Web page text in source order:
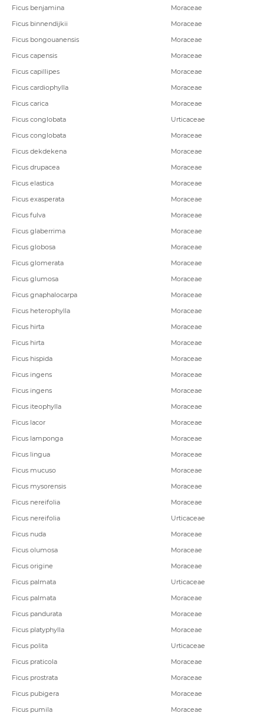
Ficus benjamina
Moraceae
Ficus binnendijkii
Moraceae
Ficus bongouanensis
Moraceae
Ficus capensis
Moraceae
Ficus capillipes
Moraceae
Ficus cardiophylla
Moraceae
Ficus carica
Moraceae
Ficus conglobata
Urticaceae
Ficus conglobata
Moraceae
Ficus dekdekena
Moraceae
Ficus drupacea
Moraceae
Ficus elastica
Moraceae
Ficus exasperata
Moraceae
Ficus fulva
Moraceae
Ficus glaberrima
Moraceae
Ficus globosa
Moraceae
Ficus glomerata
Moraceae
Ficus glumosa
Moraceae
Ficus gnaphalocarpa
Moraceae
Ficus heterophylla
Moraceae
Ficus hirta
Moraceae
Ficus hirta
Moraceae
Ficus hispida
Moraceae
Ficus ingens
Moraceae
Ficus ingens
Moraceae
Ficus iteophylla
Moraceae
Ficus lacor
Moraceae
Ficus lamponga
Moraceae
Ficus lingua
Moraceae
Ficus mucuso
Moraceae
Ficus mysorensis
Moraceae
Ficus nereifolia
Moraceae
Ficus nereifolia
Urticaceae
Ficus nuda
Moraceae
Ficus olumosa
Moraceae
Ficus origine
Moraceae
Ficus palmata
Urticaceae
Ficus palmata
Moraceae
Ficus pandurata
Moraceae
Ficus platyphylla
Moraceae
Ficus polita
Urticaceae
Ficus praticola
Moraceae
Ficus prostrata
Moraceae
Ficus pubigera
Moraceae
Ficus pumila
Moraceae